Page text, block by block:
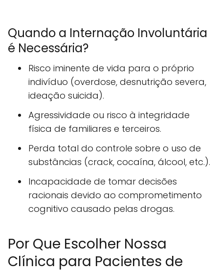
Quando a Internação Involuntária
é Necessária?
Risco iminente de vida para o próprio
indivíduo (overdose, desnutrição severa,
ideação suicida).
Agressividade ou risco à integridade
física de familiares e terceiros.
Perda total do controle sobre o uso de
substâncias (crack, cocaína, álcool, etc.).
Incapacidade de tomar decisões
racionais devido ao comprometimento
cognitivo causado pelas drogas.
Por Que Escolher Nossa
Clínica para Pacientes de